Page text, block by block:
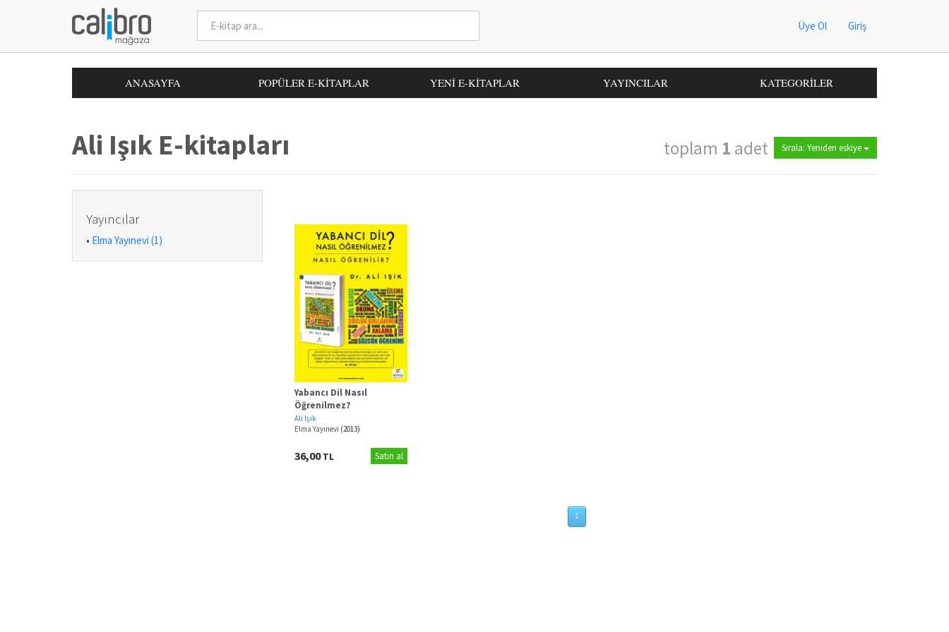
Üye Ol Giriş
ANASAYFA POPÜLER E-KİTAPLAR YENİ E-KİTAPLAR YAYINCILAR KATEGORİLER
Ali Işık E-kitapları toplam 1 adet Sırala: Yeniden eskiye
Yayıncılar
• Elma Yayınevi (1)
Yabancı Dil Nasıl
Öğrenilmez?
Ali Işık
Elma Yayınevi (2013)
36,00TL Satın al
1